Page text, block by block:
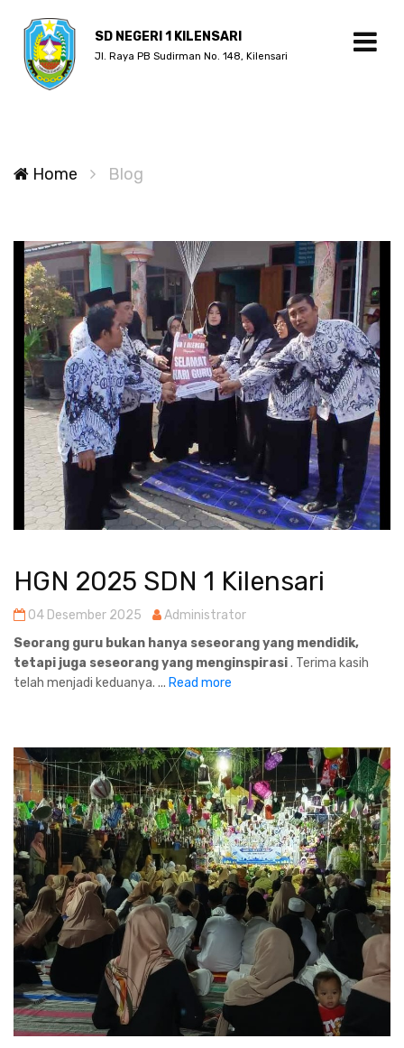
SD NEGERI 1 KILENSARI
Jl. Raya PB Sudirman No. 148, Kilensari
Home Blog
HGN 2025 SDN 1 Kilensari
04 Desember 2025
Administrator
Seorang guru bukan hanya seseorang yang mendidik,
tetapi juga seseorang yang menginspirasi. Terima kasih
telah menjadi keduanya. ... Read more